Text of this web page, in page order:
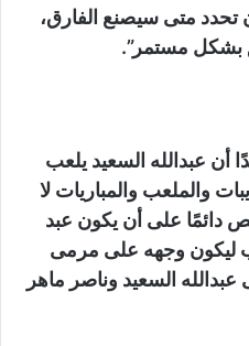
تحدد متى سيصنع الفارق،
بشكل مستمر”.
أن عبدالله السعيد يلعب
والملعب والمباريات لا
دائمًا على أن يكون عبد
ليكون وجهه على مرمى
السعيد وناصر ماهر